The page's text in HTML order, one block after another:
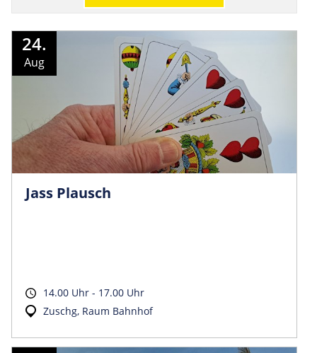
24.
Aug
Jass Plausch
14.00 Uhr - 17.00 Uhr
Zuschg, Raum Bahnhof